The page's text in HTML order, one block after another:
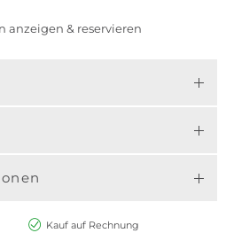
anzeigen & reservieren
Kauf auf Rechnung